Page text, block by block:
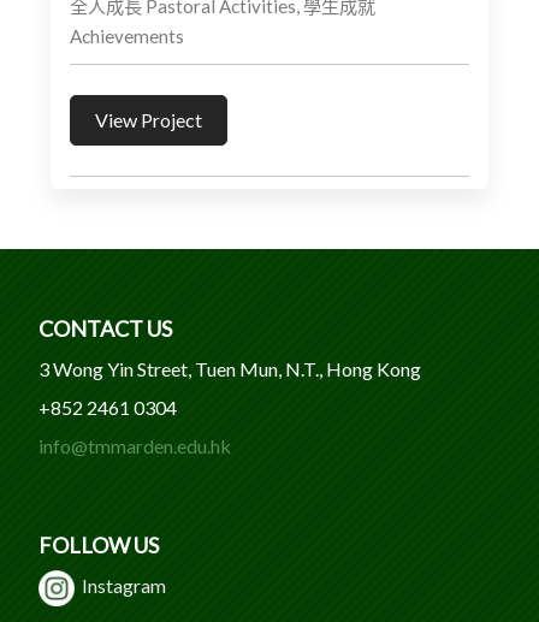
全人成長 Pastoral Activities, 學生成就
Achievements
View Project
CONTACT US
3 Wong Yin Street, Tuen Mun, N.T., Hong Kong
+852 2461 0304
info@tmmarden.edu.hk
FOLLOW US
Instagram